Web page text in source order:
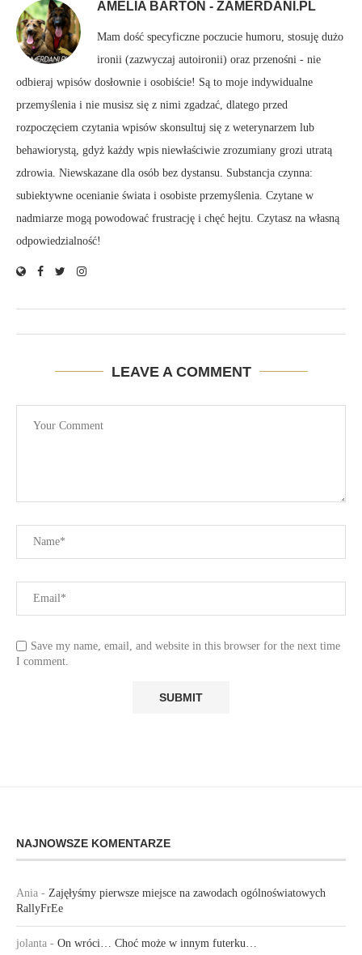
AMELIA BARTOŃ - ZAMERDANI.PL
Mam dość specyficzne poczucie humoru, stosuję dużo
ironii (zazwyczaj autoironii) oraz przenośni - nie
odbieraj wpisów dosłownie i osobiście! Są to moje indywidualne
przemyślenia i nie musisz się z nimi zgadzać, dlatego przed
rozpoczęciem czytania wpisów skonsultuj się z weterynarzem lub
behawiorystą, gdyż każdy wpis niewłaściwie zrozumiany grozi utratą
zdrowia. Niewskazane dla osób bez dystansu. Substancja czynna:
subiektywne ocenianie świata i osobiste przemyślenia. Czytane w
nadmiarze mogą powodować frustrację i chęć hejtu. Czytasz na własną
odpowiedzialność!
LEAVE A COMMENT
Save my name, email, and website in this browser for the next time
I comment.
NAJNOWSZE KOMENTARZE
Ania - Zajęłyśmy pierwsze miejsce na zawodach ogólnoświatowych
RallyFrEe
jolanta - On wróci… Choć może w innym futerku…